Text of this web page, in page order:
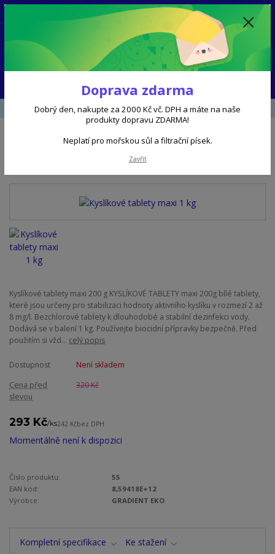
8 - 16 hod
0 Kč
BEZCHLOROVÁ CHEMIE Kyslíkové tablety maxi 1 kg
Kyslíkové tablety maxi 1 kg
Kyslíkové tablety maxi 200 g KYSLÍKOVÉ TABLETY maxi 200g bílé tablety,
které jsou určeny pro stabilizaci hodnoty aktivního kyslíku v rozmezí 2 až
8 mg/l. Bezchlorové tablety k dlouhodobé a stabilní dezinfekci vody.
Dodává se v balení 1 kg. Používejte biocidní přípravky bezpečně. Před
použitím si vžd... celý popis
Dostupnost
Není skladem
Cena před
slevou
320 Kč
293 Kč/ks242 Kčbez DPH
Momentálně není k dispozici
Číslo produktu:
55
EAN kód:
8,59418E+12
Výrobce:
GRADIENT EKO
Kompletní specifikace Ke stažení
Doprava zdarma
Dobrý den, nakupte za 2000 Kč vč. DPH a máte na naše
produkty dopravu ZDARMA!
Neplatí pro mořskou sůl a filtrační písek.
Zavřít